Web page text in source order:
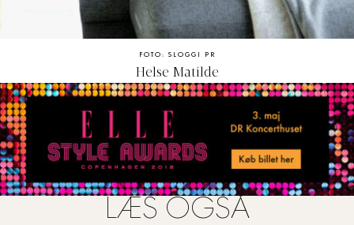
FOTO: SLOGGI PR
Helse Matilde
LÆS OGSÅ